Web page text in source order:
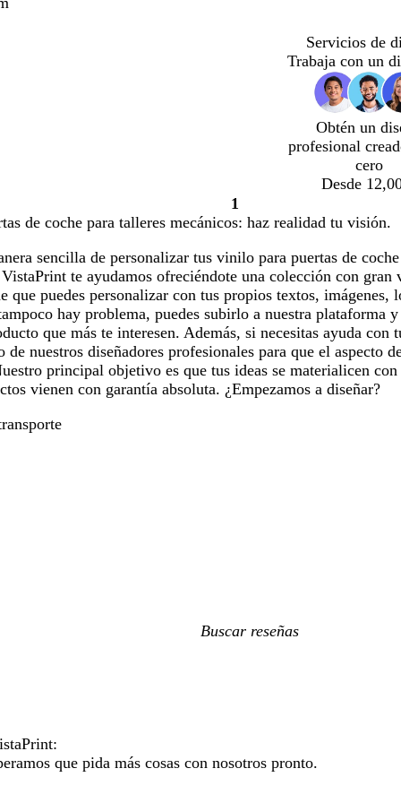
Servicios de
Trabaja con un
Obtén un
profesional
cero
Desde
Página
1
1
de coche para talleres mecánicos: haz realidad tu visión.
sencilla de personalizar tus vinilo para puertas de
te ayudamos ofreciéndote una colección con
que puedes personalizar con tus propios textos,
hay problema, puedes subirlo a nuestra plataforma
que más te interesen. Además, si necesitas ayuda
de nuestros diseñadores profesionales para que el aspecto
principal objetivo es que tus ideas se materialicen
vienen con garantía absoluta. ¿Empezamos a diseñar?
Mis
que pida más cosas con nosotros pronto.